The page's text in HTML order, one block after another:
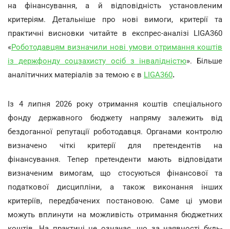
на фінансування, а й відповідність установленим
критеріям. Детальніше про нові вимоги, критерії та
практичні висновки читайте в експрес-аналізі LIGA360
«Роботодавцям визначили нові умови отримання коштів
із держфонду соцзахисту осіб з інвалідністю». Більше
аналітичних матеріалів за темою є в LIGA360.
Із 4 липня 2026 року отримання коштів спеціального
фонду державного бюджету напряму залежить від
бездоганної репутації роботодавця. Органами контролю
визначено чіткі критерії для претендентів на
фінансування. Тепер претенденти мають відповідати
визначеним вимогам, що стосуються фінансової та
податкової дисципліни, а також виконання інших
критеріїв, передбачених постановою. Саме ці умови
можуть вплинути на можливість отримання бюджетних